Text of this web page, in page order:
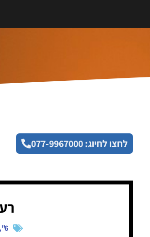
לחצו לחיוג: 077-9967000
6"